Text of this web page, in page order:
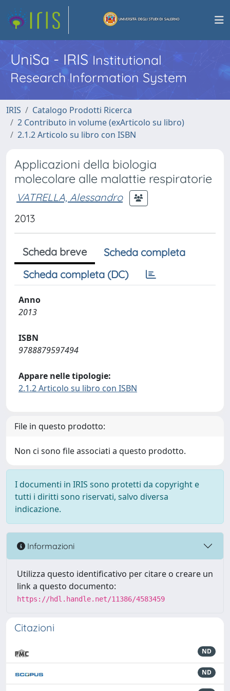
UniSa - IRISInstitutional
Research Information System
IRIS
Catalogo Prodotti Ricerca
2 Contributo in volume (exArticolo su libro)
2.1.2 Articolo su libro con ISBN
Applicazioni della biologia
molecolare alle malattie respiratorie
VATRELLA, Alessandro
2013
Scheda breve
Scheda completa
Scheda completa (DC)
Anno
2013
ISBN
9788879597494
Appare nelle tipologie:
2.1.2 Articolo su libro con ISBN
File in questo prodotto:
Non ci sono file associati a questo prodotto.
I documenti in IRIS sono protetti da copyright e
tutti i diritti sono riservati, salvo diversa
indicazione.
Informazioni
Utilizza questo identificativo per citare o creare un
link a questo documento:
https://hdl.handle.net/11386/4583459
Citazioni
ND
ND